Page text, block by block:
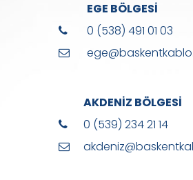
EGE BÖLGESİ
0 (538) 491 01 03
AKDENİZ BÖLGESİ
0 (539) 234 21 14